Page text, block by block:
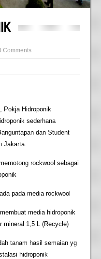
Comments
Pokja Hidroponik
sederhana
dan Student
Jakarta.
rockwool sebagai
pada media rockwool
media hidroponik
mineral 1,5 L (Recycle)
tanam hasil semaian yg
hidroponik